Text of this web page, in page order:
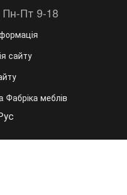
Пн-Пт 9-18
сайту
меблів